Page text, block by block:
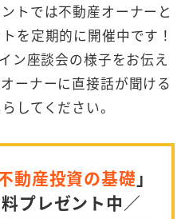
トでは不動産オーナーと
を定期的に開催中です！
ン座談会の様子をお伝え
ーナーに直接話が聞ける
してください。
動産投資の基礎 」
プレゼント中／